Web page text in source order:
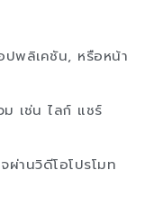
พลิเคชัน, หรือหน้า
เช่น ไลก์ แชร์
านวิดีโอโปรโมท